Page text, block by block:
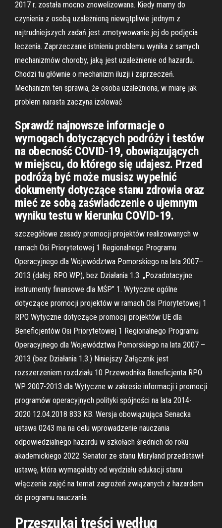
2017 r. została mocno znowelizowana. Kiedy mamy do
czynienia z osobą uzależnioną niewątpliwie jednym z
najtrudniejszych zadań jest zmotywowanie jej do podjęcia
leczenia. Zaprzeczanie istnieniu problemu wynika z samych
mechanizmów choroby, jaką jest uzależnienie od hazardu.
Chodzi tu głównie o mechanizm iluzji i zaprzeczeń.
Mechanizm ten sprawia, że osoba uzależniona, w miarę jak
problem narasta zaczyna izolować
Sprawdź najnowsze informacje o
wymogach dotyczących podróży i testów
na obecność COVID-19, obowiązujących
w miejscu, do którego się udajesz. Przed
podróżą być może musisz wypełnić
dokumenty dotyczące stanu zdrowia oraz
mieć ze sobą zaświadczenie o ujemnym
wyniku testu w kierunku COVID-19.
szczegółowe zasady promocji projektów realizowanych w
ramach Osi Priorytetowej 1 Regionalnego Programu
Operacyjnego dla Województwa Pomorskiego na lata 2007–
2013 (dalej: RPO WP), bez Działania 1.3. „Pozadotacyjne
instrumenty finansowe dla MŚP” 1. Wytyczne ogólne
dotyczące promocji projektów w ramach Osi Priorytetowej 1
RPO Wytyczne dotyczące promocji projektów UE dla
Beneficjentów Osi Priorytetowej 1 Regionalnego Programu
Operacyjnego dla Województwa Pomorskiego na lata 2007 –
2013 (bez Działania 1.3.) Niniejszy Załącznik jest
rozszerzeniem rozdziału 10 Przewodnika Beneficjenta RPO
WP 2007-2013 dla Wytyczne w zakresie informacji i promocji
programów operacyjnych polityki spójności na lata 2014-
2020 12.04.2018 833 KB. Wersja obowiązująca Senacka
ustawa 0243 ma na celu wprowadzenie nauczania
odpowiedzialnego hazardu w szkołach średnich do roku
akademickiego 2022. Senator ze stanu Maryland przedstawił
ustawę, która wymagałaby od wydziału edukacji stanu
włączenia zajęć na temat zagrożeń związanych z hazardem
do programu nauczania.
Przeszukaj treści według